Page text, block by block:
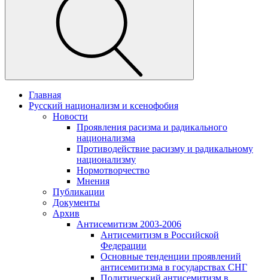
Главная
Русский национализм и ксенофобия
Новости
Проявления расизма и радикального
национализма
Противодействие расизму и радикальному
национализму
Нормотворчество
Мнения
Публикации
Документы
Архив
Антисемитизм 2003-2006
Антисемитизм в Российской
Федерации
Основные тенденции проявлений
антисемитизма в государствах СНГ
Политический антисемитизм в